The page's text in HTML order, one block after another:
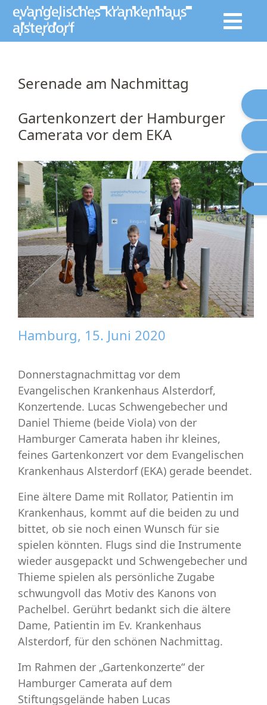
Serenade am Nachmittag
Gartenkonzert der Hamburger
Camerata vor dem EKA
Hamburg, 15. Juni 2020
Donnerstagnachmittag vor dem
Evangelischen Krankenhaus Alsterdorf,
Konzertende. Lucas Schwengebecher und
Daniel Thieme (beide Viola) von der
Hamburger Camerata haben ihr kleines,
feines Gartenkonzert vor dem Evangelischen
Krankenhaus Alsterdorf (EKA) gerade beendet.
Eine ältere Dame mit Rollator, Patientin im
Krankenhaus, kommt auf die beiden zu und
bittet, ob sie noch einen Wunsch für sie
spielen könnten. Flugs sind die Instrumente
wieder ausgepackt und Schwengebecher und
Thieme spielen als persönliche Zugabe
schwungvoll das Motiv des Kanons von
Pachelbel. Gerührt bedankt sich die ältere
Dame, Patientin im Ev. Krankenhaus
Alsterdorf, für den schönen Nachmittag.
Im Rahmen der „Gartenkonzerte“ der
Hamburger Camerata auf dem
Stiftungsgelände haben Lucas